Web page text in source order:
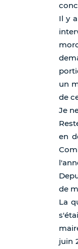
Il y
un
de
Je
en
de
La
juin